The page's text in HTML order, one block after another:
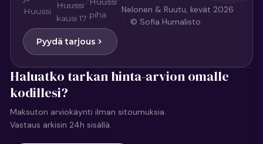
Nelonen & Ruutu, kevät 2026
· © Sofia Humalisto
Pyydä tarjous
Haluatko tarkan hinta-arvion omalle
kodillesi?
Maksuton arviokäynti ilman sitoumuksia.
Vastaus arkisin 24h sisällä.